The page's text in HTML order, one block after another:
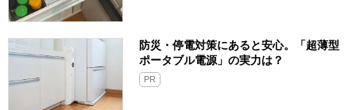
防災・停電対策にあると安心。「超薄型
ポータブル電源」の実力は？​
PR